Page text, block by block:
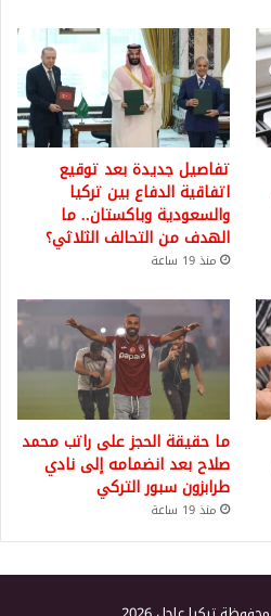
تفاصيل جديدة بعد توقيع
اتفاقية الدفاع بين تركيا
والسعودية وباكستان.. ما
الهدف من التحالف الثلاثي؟
منذ 19 ساعة
ما حقيقة الحجز على راتب محمد
صلاح بعد انضمامه إلى نادي
طرابزون سبور التركي
منذ 19 ساعة